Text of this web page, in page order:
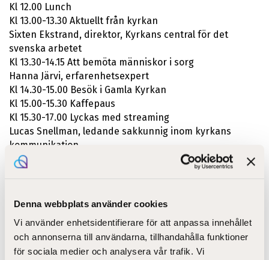
Denna webbplats använder cookies
Vi använder enhetsidentifierare för att anpassa innehållet
och annonserna till användarna, tillhandahålla funktioner
för sociala medier och analysera vår trafik. Vi
Kl 12.00 Lunch
Kl 13.00-13.30 Aktuellt från kyrkan
Sixten Ekstrand, direktor, Kyrkans central för det
svenska arbetet
Kl 13.30-14.15 Att bemöta människor i sorg
Hanna Järvi, erfarenhetsexpert
Kl 14.30-15.00 Besök i Gamla Kyrkan
Kl 15.00-15.30 Kaffepaus
Kl 15.30-17.00 Lyckas med streaming
Lucas Snellman, ledande sakkunnig inom kyrkans
kommunikation
Kl 19.00 Middag och aftonandakt
Kl 8.30-9.00 Morgonandakt
Kl 9.00-9.45 Rådplägning och information om
kärnkompetensbeskrivningar
i kyrkans yrken